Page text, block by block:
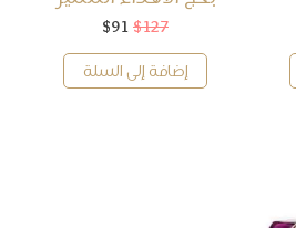
$127 السعر
هو:
$127.
$91
هو:
$91.
إضافة إلى السلة